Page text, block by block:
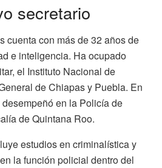
secretario
cuenta con más de 32 años de
e inteligencia. Ha ocupado
el Instituto Nacional de
de Chiapas y Puebla. En
en la Policía de
de Quintana Roo.
estudios en criminalística y
la función policial dentro del